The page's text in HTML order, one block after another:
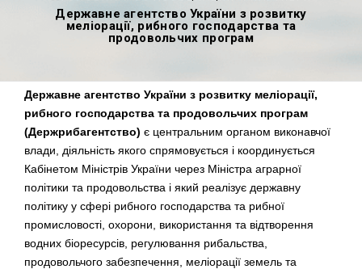
Державне агентство України з розвитку
меліорації, рибного господарства та
продовольчих програм
Державне агентство України з розвитку меліорації,
рибного господарства та продовольчих програм
(Держрибагентство) є центральним органом виконавчої
влади, діяльність якого спрямовується і координується
Кабінетом Міністрів України через Міністра аграрної
політики та продовольства і який реалізує державну
політику у сфері рибного господарства та рибної
промисловості, охорони, використання та відтворення
водних біоресурсів, регулювання рибальства,
продовольчого забезпечення, меліорації земель та